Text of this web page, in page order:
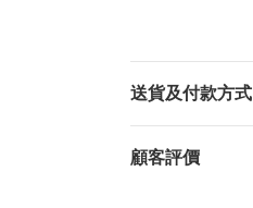
送貨及付款方式
顧客評價